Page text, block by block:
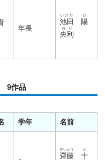
年長
池田
いけだ
陽
ひ
央
お
利
り
9作品
学年 名前
齋藤
さいとう
十
と